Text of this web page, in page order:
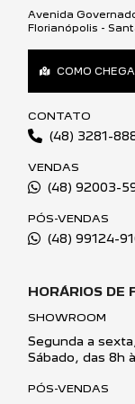
Avenida
Florianópolis -
COMO
CONTATO
(48) 3281-
VENDAS
(48) 92003-
PÓS-VENDAS
(48) 99124-
HORÁRIOS DE
SHOWROOM
Segunda a
Sábado, das 8h
PÓS-VENDAS